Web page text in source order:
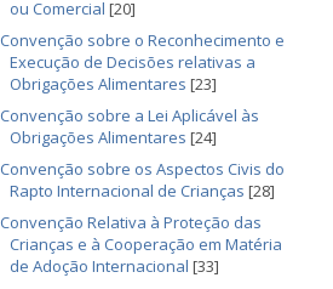
ou Comercial [20]
Convenção sobre o Reconhecimento e
Execução de Decisões relativas a
Obrigações Alimentares [23]
Convenção sobre a Lei Aplicável às
Obrigações Alimentares [24]
Convenção sobre os Aspectos Civis do
Rapto Internacional de Crianças [28]
Convenção Relativa à Proteção das
Crianças e à Cooperação em Matéria
de Adoção Internacional [33]